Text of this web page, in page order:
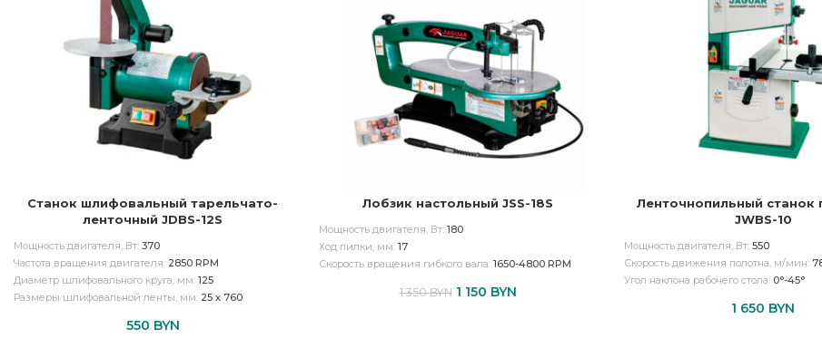
Станок шлифовальный тарельчато-
ленточный JDBS-12S
Мощность двигателя, Вт: 370
Частота вращения двигателя: 2850 RPM
Диаметр шлифовального круга, мм: 125
Размеры шлифовальной ленты, мм: 25 х 760
550 BYN
Лобзик настольный JSS-18S
Мощность двигателя, Вт: 180
Ход пилки, мм: 17
Скорость вращения гибкого вала: 1650-4800 RPM
1 350BYN 1 150 BYN
Ленточнопильный станок
JWBS-10
Мощность двигателя, Вт: 550
Скорость движения полотна, м/мин:
Угол наклона рабочего стола: 0°-45°
1 650 BYN